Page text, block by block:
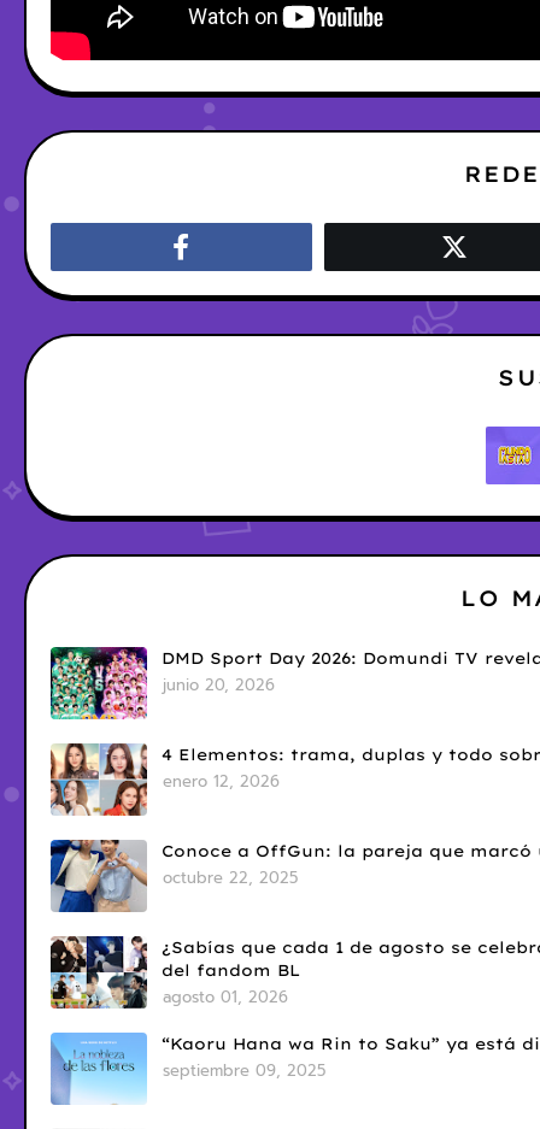
LO
DMD Sport Day 2026: Domundi TV
junio 20, 2026
4 Elementos: trama, duplas y todo
enero 12, 2026
Conoce a OffGun: la pareja que
octubre 22, 2025
¿Sabías que cada 1 de agosto se
del fandom BL
agosto 01, 2026
“Kaoru Hana wa Rin to Saku” ya está
septiembre 09, 2025